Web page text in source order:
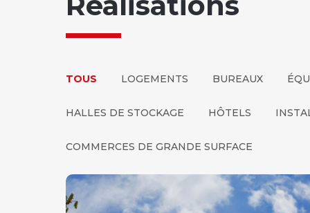
TOUS LOGEMENTS BUREAUX
HALLES DE STOCKAGE HÔTELS
COMMERCES DE GRANDE SURFACE